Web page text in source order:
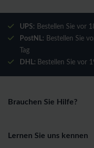
UPS: Bestellen Sie vor
PostNL: Bestellen Sie
Tag
DHL: Bestellen Sie vor
Brauchen Sie Hilfe?
Lernen Sie uns kennen